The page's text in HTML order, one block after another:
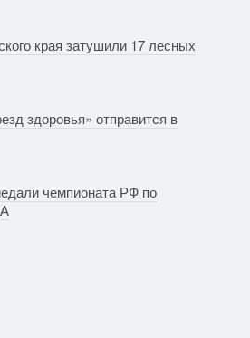
края затушили 17 лесных
здоровья» отправится в
чемпионата РФ по